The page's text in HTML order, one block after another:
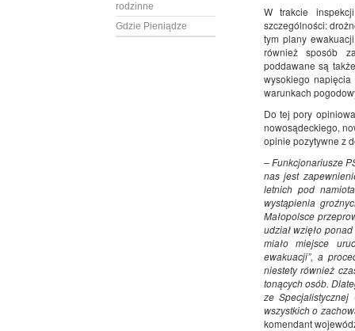
rodzinne
Gdzie Pieniądze
W trakcie
szczególności:
tym plany
również sposób
poddawane są
wysokiego
warunkach
Do tej pory
nowosądeckiego,
opinie pozytywne z
– Funkcjonariusze
nas jest
letnich pod
wystąpienia
Małopolsce
udział wzięło
miało miejsce
ewakuacji”, a
niestety również
tonących osób.
ze Specjalistycznej
wszystkich o
komendant